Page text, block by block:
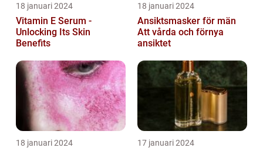
18 januari 2024
Vitamin E Serum -
Unlocking Its Skin
Benefits
18 januari 2024
Ansiktsmasker för män
Att vårda och förnya
ansiktet
18 januari 2024 17 januari 2024